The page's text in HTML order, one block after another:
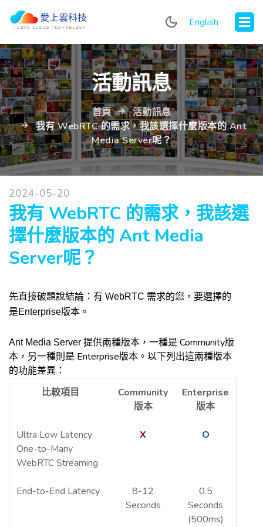
English
活動訊息
首頁
活動訊息
我有 WebRTC 的需求，我該選擇什麼版本的 Ant
Media Server呢？
2024-05-20
我有 WebRTC 的需求，我該選
擇什麼版本的 Ant Media
Server呢？
先直接破題說結論：有 WebRTC 需求的您，要選擇的
是Enterprise版本。
Ant Media Server 提供兩種版本，一種是 Community版
本，另一種則是 Enterprise版本。以下列出這兩種版本
的功能差異：
比較項目
Community
版本
Enterprise
版本
Ultra Low Latency
One-to-Many
WebRTC Streaming
X O
End-to-End Latency
8-12
Seconds
0.5
Seconds
(500ms)